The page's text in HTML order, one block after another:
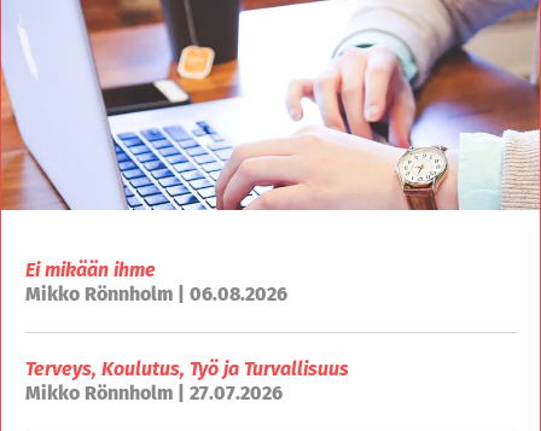
Ei mikään ihme
Mikko Rönnholm | 06.08.2026
Terveys, Koulutus, Työ ja Turvallisuus
Mikko Rönnholm | 27.07.2026